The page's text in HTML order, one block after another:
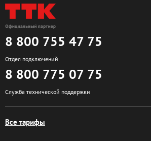
8 800 755 47 75
Отдел подключений
8 800 775 07 75
Служба технической поддержки
Все тарифы